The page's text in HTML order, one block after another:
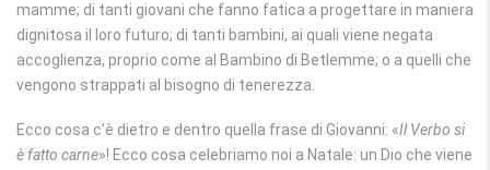
mamme; di tanti giovani che fanno fatica a progettare in maniera
dignitosa il loro futuro; di tanti bambini, ai quali viene negata
accoglienza, proprio come al Bambino di Betlemme; o a quelli che
vengono strappati al bisogno di tenerezza.
Ecco cosa c’è dietro e dentro quella frase di Giovanni: «Il Verbo si
è fatto carne»! Ecco cosa celebriamo noi a Natale: un Dio che viene